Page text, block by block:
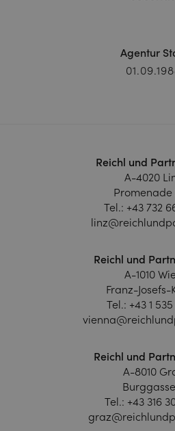
Agentur
Reichl und
A-4020
Promenade
Tel.: +43 732
Reichl und
A-1010
Franz-Josefs-
Tel.: +43 1
Reichl und
A-8010
Tel.: +43 316